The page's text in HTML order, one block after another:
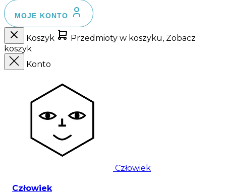
MOJE KONTO
Koszyk
Przedmioty w koszyku, Zobacz
koszyk
Konto
Człowiek
Człowiek